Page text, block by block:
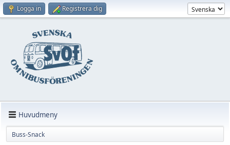
Logga in Registrera dig
Huvudmeny
Buss-Snack